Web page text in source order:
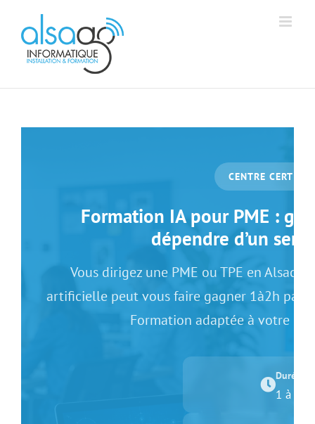
contenu
CENTRE
Formation IA pour PME :
dépendre d’un
Vous dirigez une PME ou TPE en
artificielle peut vous faire gagner 1à2h par
Formation adaptée à votre
Durée
1 à 2